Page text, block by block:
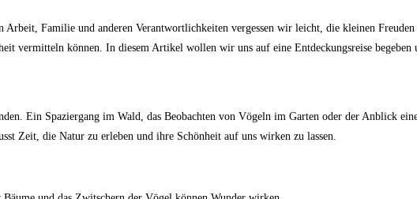
Familie und anderen Verantwortlichkeiten vergessen wir leicht, die kleinen Freuden
vermitteln können. In diesem Artikel wollen wir uns auf eine Entdeckungsreise begeben
Ein Spaziergang im Wald, das Beobachten von Vögeln im Garten oder der Anblick
Zeit, die Natur zu erleben und ihre Schönheit auf uns wirken zu lassen.